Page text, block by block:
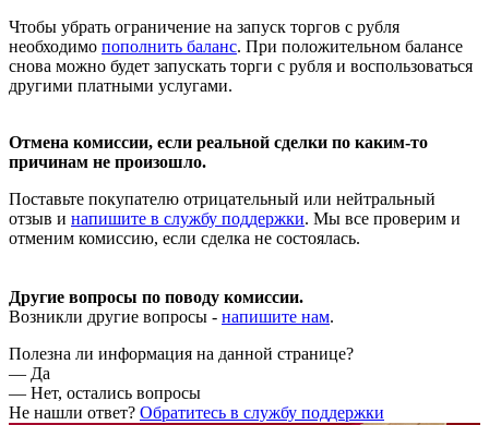
Чтобы убрать ограничение на запуск торгов с рубля
необходимо пополнить баланс. При положительном балансе
снова можно будет запускать торги с рубля и воспользоваться
другими платными услугами.
Отмена комиссии, если реальной сделки по каким-то
причинам не произошло.
Поставьте покупателю отрицательный или нейтральный
отзыв и напишите в службу поддержки. Мы все проверим и
отменим комиссию, если сделка не состоялась.
Другие вопросы по поводу комиссии.
Возникли другие вопросы - напишите нам.
Полезна ли информация на данной странице?
— Да
— Нет, остались вопросы
Не нашли ответ? Обратитесь в службу поддержки